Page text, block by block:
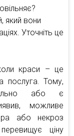
який вони
Уточніть це
краси – це
послуга. Тому,
або є
можливе
або некроз
ціну